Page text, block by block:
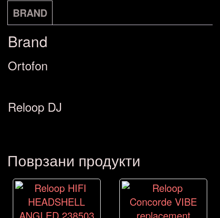
Concorde
DigiTrack
Green
BRAND
Brand
Ortofon
Reloop DJ
Поврзани продукти